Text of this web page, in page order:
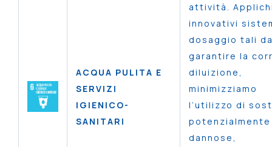
ACQUA PULITA E
SERVIZI
IGIENICO-
SANITARI
attività.
innovativi
dosaggio tali
garantire la
diluizione,
minimizziamo
l’utilizzo di
potenzialmente
dannose,